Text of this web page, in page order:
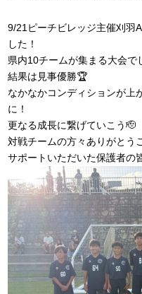
9/21ピーチビレッジ主催刈羽
した！
県内10チームが集まる大会で
結果は見事優勝🏆
なかなかコンディションが上
に！
更なる成長に繋げていこう🫡
対戦チームの方々ありがとう
サポートいただいた保護者の